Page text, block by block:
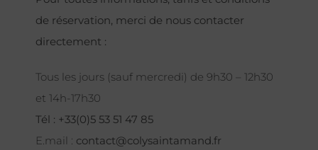
de réservation, merci de nous contacter
directement :
Tous les jours (sauf mercredi) de 9h30 – 12h30
et 14h-17h30
Tél : +33(0)5 53 51 47 85
E.mail : contact@colysaintamand.fr